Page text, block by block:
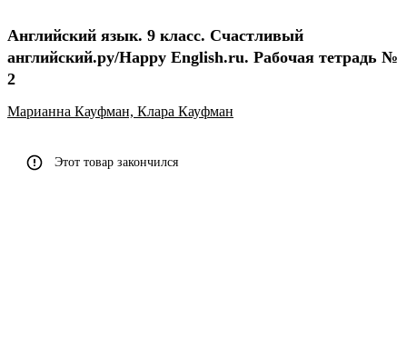
Английский язык. 9 класс. Счастливый
английский.ру/Happy English.ru. Рабочая тетрадь №
2
Марианна Кауфман, Клара Кауфман
Этот товар закончился